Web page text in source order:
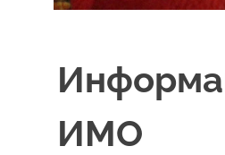
ИМО